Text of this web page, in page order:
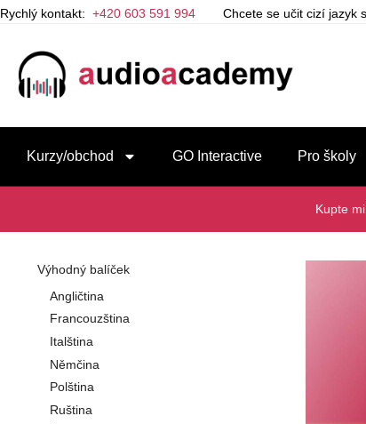
Rychlý kontakt: +420 603 591 994 Chcete se učit cizí jazyk
Kurzy/obchod GO Interactive Pro školy
Kupte
Výhodný balíček
Angličtina
Francouzština
Italština
Němčina
Polština
Ruština